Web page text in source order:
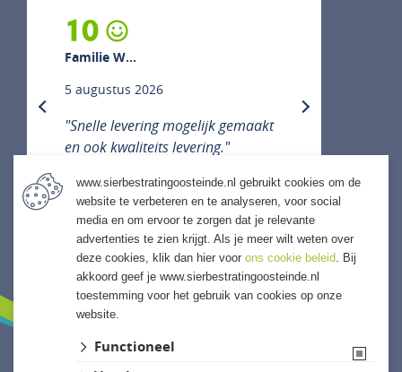
10
Familie W...
5 augustus 2026
"Snelle levering mogelijk gemaakt
en ook kwaliteits levering."
previous next
ALLE ERVARINGEN
www.sierbestratingoosteinde.nl gebruikt cookies om de
website te verbeteren en te analyseren, voor social
media en om ervoor te zorgen dat je relevante
advertenties te zien krijgt. Als je meer wilt weten over
deze cookies, klik dan hier voor ons cookie beleid. Bij
akkoord geef je www.sierbestratingoosteinde.nl
toestemming voor het gebruik van cookies op onze
website.
Functioneel